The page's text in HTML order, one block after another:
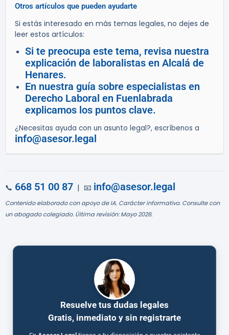
Otros artículos que pueden ayudarte
Si estás interesado en más temas legales, no dejes de
leer estos artículos:
Si te preocupa este tema, revisa nuestra
explicación de laboralistas en Alcalá de
Henares.
En nuestra guía sobre especialistas en
Derecho Laboral en Fuenlabrada
explicamos los puntos clave.
¿Necesitas ayuda con un asunto legal?, escríbenos a
info@asesor.legal
📞 668 51 00 87 | 📧 info@asesor.legal
Contenido elaborado con apoyo de IA. Carácter informativo. Consulte con
un abogado colegiado. Última revisión: Mayo 2026.
Resuelve tus dudas legales
Gratis, inmediato y sin registrarte